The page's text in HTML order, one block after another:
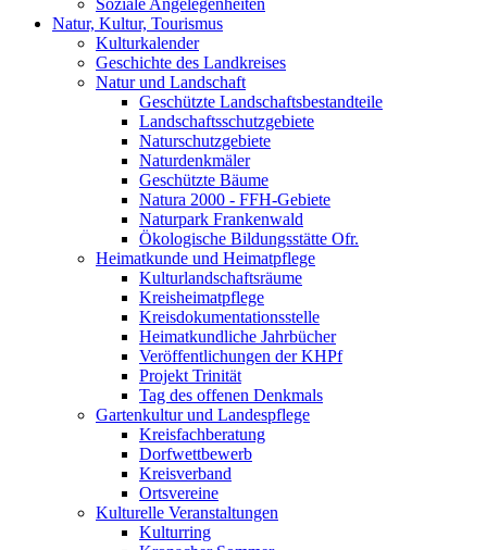
Soziale Angelegenheiten
Natur, Kultur, Tourismus
Kulturkalender
Geschichte des Landkreises
Natur und Landschaft
Geschützte Landschaftsbestandteile
Landschaftsschutzgebiete
Naturschutzgebiete
Naturdenkmäler
Geschützte Bäume
Natura 2000 - FFH-Gebiete
Naturpark Frankenwald
Ökologische Bildungsstätte Ofr.
Heimatkunde und Heimatpflege
Kulturlandschaftsräume
Kreisheimatpflege
Kreisdokumentationsstelle
Heimatkundliche Jahrbücher
Veröffentlichungen der KHPf
Projekt Trinität
Tag des offenen Denkmals
Gartenkultur und Landespflege
Kreisfachberatung
Dorfwettbewerb
Kreisverband
Ortsvereine
Kulturelle Veranstaltungen
Kulturring